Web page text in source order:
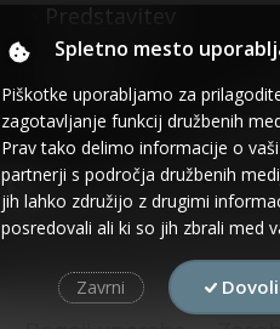
Predstavitev
Spletno mesto
Piškotke uporabljamo za
zagotavljanje funkcij družbenih
Prav tako delimo informacije o
partnerji s področja družbenih
jih lahko združijo z drugimi
posredovali ali ki so jih zbrali med
Zavrni